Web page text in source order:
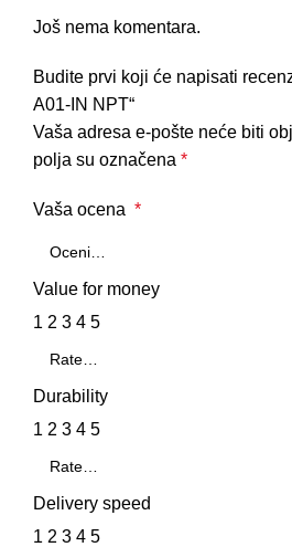
Još nema komentara.
Budite prvi koji će napisati
A01-IN NPT“
Vaša adresa e-pošte neće biti
polja su označena *
Vaša ocena *
Value for money
1 2 3 4 5
Durability
1 2 3 4 5
Delivery speed
1 2 3 4 5